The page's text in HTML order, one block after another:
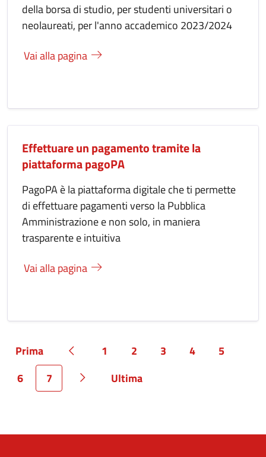
della borsa di studio, per studenti universitari o
neolaureati, per l'anno accademico 2023/2024
Vai alla pagina
Effettuare un pagamento tramite la
piattaforma pagoPA
PagoPA è la piattaforma digitale che ti permette
di effettuare pagamenti verso la Pubblica
Amministrazione e non solo, in maniera
trasparente e intuitiva
Vai alla pagina
Pagina
Prima Pagina precedente
Pagina
1 Pagina
2 Pagina
3 Pagina
4 Pagina
5
Pagina
6 Pagina
7 Pagina successiva
Pagina
Ultima